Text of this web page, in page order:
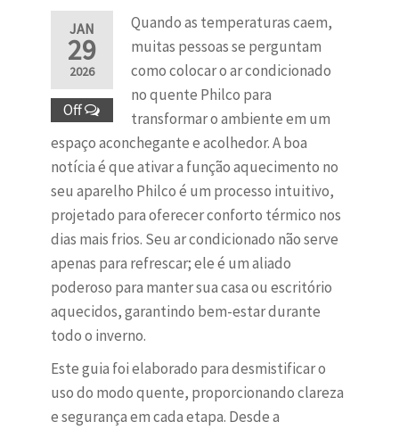
JAN
29
2026
Off
Quando as temperaturas caem,
muitas pessoas se perguntam
como colocar o ar condicionado
no quente Philco para
transformar o ambiente em um
espaço aconchegante e acolhedor. A boa
notícia é que ativar a função aquecimento no
seu aparelho Philco é um processo intuitivo,
projetado para oferecer conforto térmico nos
dias mais frios. Seu ar condicionado não serve
apenas para refrescar; ele é um aliado
poderoso para manter sua casa ou escritório
aquecidos, garantindo bem-estar durante
todo o inverno.
Este guia foi elaborado para desmistificar o
uso do modo quente, proporcionando clareza
e segurança em cada etapa. Desde a